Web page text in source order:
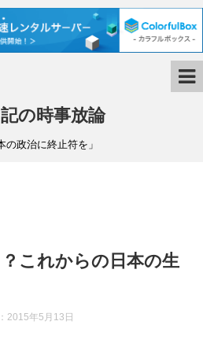
の時事放論
の政治に終止符を」
？これからの日本の生
2015年5月13日